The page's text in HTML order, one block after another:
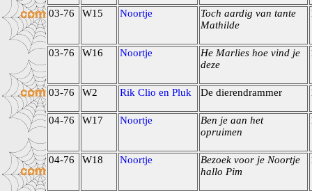
03-76 W15 Noortje
Toch aardig van tante
Mathilde
03-76 W16 Noortje
He Marlies hoe vind je
deze
03-76 W2 Rik Clio en Pluk De dierendrammer
04-76 W17 Noortje
Ben je aan het
opruimen
04-76 W18 Noortje
Bezoek voor je Noortje
hallo Pim